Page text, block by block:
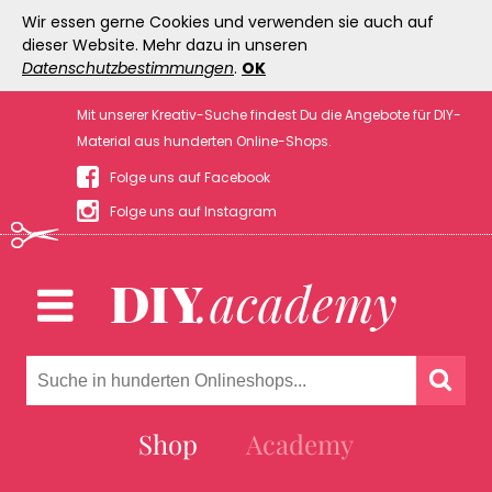
Wir essen gerne Cookies und verwenden sie auch auf
dieser Website. Mehr dazu in unseren
Datenschutzbestimmungen. OK
Mit unserer Kreativ-Suche findest Du die Angebote für DIY-
Material aus hunderten Online-Shops.
Folge uns auf Facebook
Folge uns auf Instagram
Shop Academy